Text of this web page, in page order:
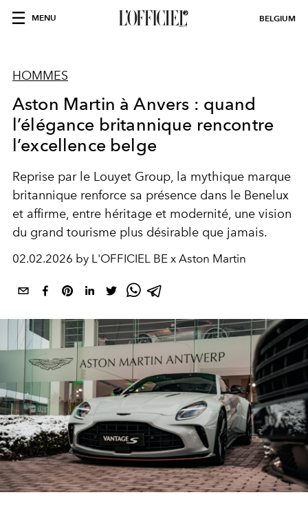
MENU BELGIUM
HOMMES
Aston Martin à Anvers : quand
l’élégance britannique rencontre
l’excellence belge
Reprise par le Louyet Group, la mythique marque
britannique renforce sa présence dans le Benelux
et affirme, entre héritage et modernité, une vision
du grand tourisme plus désirable que jamais.
02.02.2026 by L'OFFICIEL BE x Aston Martin